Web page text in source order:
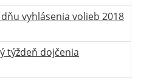
vyhlásenia volieb 2018
týždeň dojčenia